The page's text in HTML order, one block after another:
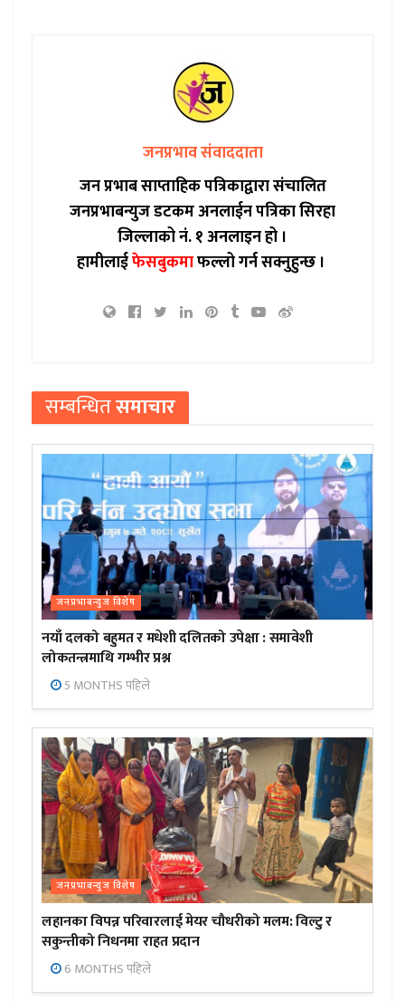
जनप्रभाव संवाददाता
जन प्रभाब साप्ताहिक पत्रिकाद्वारा संचालित
जनप्रभाबन्युज डटकम अनलाईन पत्रिका सिरहा
जिल्लाको नं. १ अनलाइन हो ।
हामीलाईफेसबुकमाफल्लो गर्न सक्नुहुन्छ ।
सम्बन्धितसमाचार
जनप्रभाबन्युज विशेष
नयाँ दलको बहुमत र मधेशी दलितको उपेक्षा : समावेशी
लोकतन्त्रमाथि गम्भीर प्रश्न
5 MONTHS पहिले
जनप्रभाबन्युज विशेष
लहानका विपन्न परिवारलाई मेयर चौधरीको मलम: विल्टु र
सकुन्तीको निधनमा राहत प्रदान
6 MONTHS पहिले